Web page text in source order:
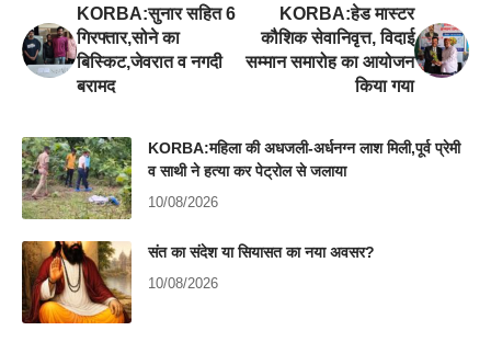
KORBA:सुनार सहित 6
गिरफ्तार,सोने का
बिस्किट,जेवरात व नगदी
बरामद
KORBA:हेड मास्टर
कौशिक सेवानिवृत्त, विदाई
सम्मान समारोह का आयोजन
किया गया
KORBA:महिला की अधजली-अर्धनग्न लाश मिली,पूर्व प्रेमी
व साथी ने हत्या कर पेट्रोल से जलाया
10/08/2026
संत का संदेश या सियासत का नया अवसर?
10/08/2026